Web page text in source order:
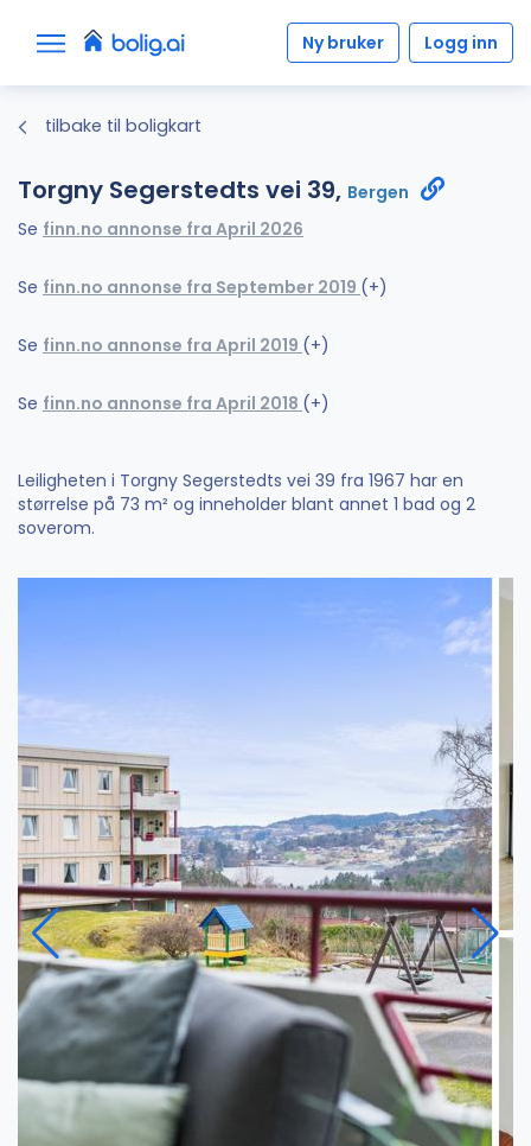
Ny bruker Logg inn
tilbake til boligkart
Torgny Segerstedts vei 39, Bergen
Se finn.no annonse fra April 2026
Se finn.no annonse fra September 2019 (+)
Se finn.no annonse fra April 2019 (+)
Se finn.no annonse fra April 2018 (+)
Leiligheten i Torgny Segerstedts vei 39 fra 1967 har en
størrelse på 73 m² og inneholder blant annet 1 bad og 2
soverom.